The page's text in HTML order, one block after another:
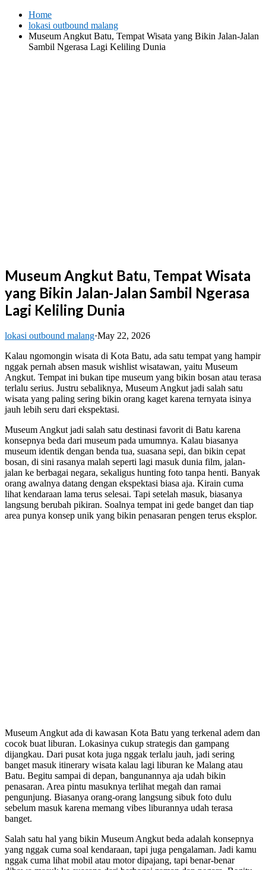
Skip
content
Home
lokasi outbound malang
Museum Angkut Batu, Tempat Wisata yang Bikin Jalan-Jalan
Sambil Ngerasa Lagi Keliling Dunia
Museum Angkut Batu, Tempat Wisata
yang Bikin Jalan-Jalan Sambil Ngerasa
Lagi Keliling Dunia
lokasi outbound malang·May 22, 2026
Kalau ngomongin wisata di Kota Batu, ada satu tempat yang hampir
nggak pernah absen masuk wishlist wisatawan, yaitu Museum
Angkut. Tempat ini bukan tipe museum yang bikin bosan atau terasa
terlalu serius. Justru sebaliknya, Museum Angkut jadi salah satu
wisata yang paling sering bikin orang kaget karena ternyata isinya
jauh lebih seru dari ekspektasi.
Museum Angkut jadi salah satu destinasi favorit di Batu karena
konsepnya beda dari museum pada umumnya. Kalau biasanya
museum identik dengan benda tua, suasana sepi, dan bikin cepat
bosan, di sini rasanya malah seperti lagi masuk dunia film, jalan-
jalan ke berbagai negara, sekaligus hunting foto tanpa henti. Banyak
orang awalnya datang dengan ekspektasi biasa aja. Kirain cuma
lihat kendaraan lama terus selesai. Tapi setelah masuk, biasanya
langsung berubah pikiran. Soalnya tempat ini gede banget dan tiap
area punya konsep unik yang bikin penasaran pengen terus eksplor.
Museum Angkut ada di kawasan Kota Batu yang terkenal adem dan
cocok buat liburan. Lokasinya cukup strategis dan gampang
dijangkau. Dari pusat kota juga nggak terlalu jauh, jadi sering
banget masuk itinerary wisata kalau lagi liburan ke Malang atau
Batu. Begitu sampai di depan, bangunannya aja udah bikin
penasaran. Area pintu masuknya terlihat megah dan ramai
pengunjung. Biasanya orang-orang langsung sibuk foto dulu
sebelum masuk karena memang vibes liburannya udah terasa
banget.
Salah satu hal yang bikin Museum Angkut beda adalah konsepnya
yang nggak cuma soal kendaraan, tapi juga pengalaman. Jadi kamu
nggak cuma lihat mobil atau motor dipajang, tapi benar-benar